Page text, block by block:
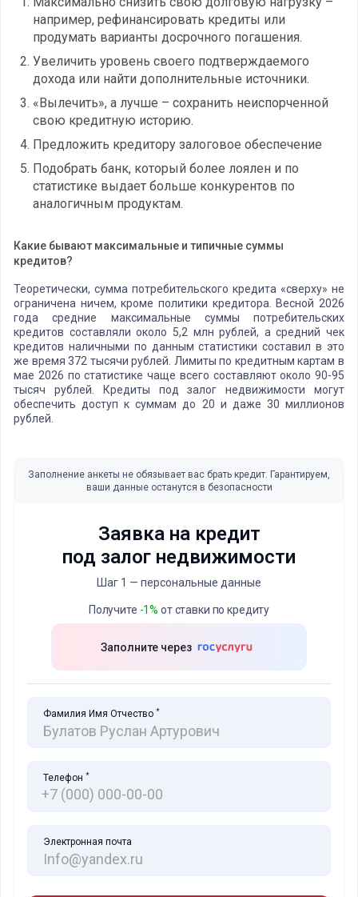
например, рефинансировать кредиты или
продумать варианты досрочного погашения.
Увеличить уровень своего подтверждаемого
дохода или найти дополнительные источники.
«Вылечить», а лучше – сохранить неиспорченной
свою кредитную историю.
Предложить кредитору залоговое обеспечение
Подобрать банк, который более лоялен и по
статистике выдает больше конкурентов по
аналогичным продуктам.
Какие бывают максимальные и типичные суммы
кредитов?
Теоретически, сумма потребительского кредита «сверху» не
ограничена ничем, кроме политики кредитора. Весной 2026
года средние максимальные суммы потребительских
кредитов составляли около 5,2 млн рублей, а средний чек
кредитов наличными по данным статистики составил в это
же время 372 тысячи рублей. Лимиты по кредитным картам в
мае 2026 по статистике чаще всего составляют около 90-95
тысяч рублей. Кредиты под залог недвижимости могут
обеспечить доступ к суммам до 20 и даже 30 миллионов
рублей.
Заполнение анкеты не обязывает вас брать кредит. Гарантируем,
ваши данные останутся в безопасности
Заявка на кредит
под залог недвижимости
Шаг 1 — персональные данные
Получите -1% от ставки по кредиту
Заполните через
Фамилия Имя Отчество *
Телефон *
Электронная почта